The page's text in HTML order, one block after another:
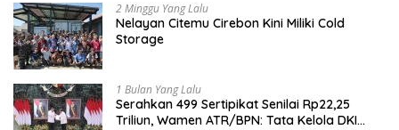
2 Minggu Yang Lalu
Nelayan Citemu Cirebon Kini Miliki Cold
Storage
1 Bulan Yang Lalu
Serahkan 499 Sertipikat Senilai Rp22,25
Triliun, Wamen ATR/BPN: Tata Kelola DKI